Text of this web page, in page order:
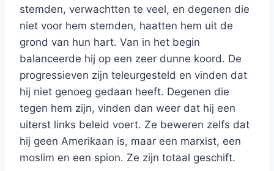
stemden, verwachtten te veel, en degenen die
niet voor hem stemden, haatten hem uit de
grond van hun hart. Van in het begin
balanceerde hij op een zeer dunne koord. De
progressieven zijn teleurgesteld en vinden dat
hij niet genoeg gedaan heeft. Degenen die
tegen hem zijn, vinden dan weer dat hij een
uiterst links beleid voert. Ze beweren zelfs dat
hij geen Amerikaan is, maar een marxist, een
moslim en een spion. Ze zijn totaal geschift.